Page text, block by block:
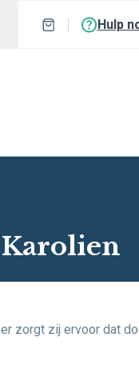
Hulp
zorgt zij ervoor dat